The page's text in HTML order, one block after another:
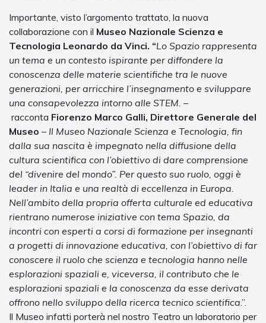
Importante, visto l’argomento trattato, la nuova
collaborazione con il Museo Nazionale Scienza e
Tecnologia Leonardo da Vinci. “Lo Spazio rappresenta
un tema e un contesto ispirante per diffondere la
conoscenza delle materie scientifiche tra le nuove
generazioni, per arricchire l’insegnamento e sviluppare
una consapevolezza intorno alle STEM. –
racconta Fiorenzo Marco Galli, Direttore Generale del
Museo – Il Museo Nazionale Scienza e Tecnologia, fin
dalla sua nascita è impegnato nella diffusione della
cultura scientifica con l’obiettivo di dare comprensione
del “divenire del mondo”. Per questo suo ruolo, oggi è
leader in Italia e una realtà di eccellenza in Europa.
Nell’ambito della propria offerta culturale ed educativa
rientrano numerose iniziative con tema Spazio, da
incontri con esperti a corsi di formazione per insegnanti
a progetti di innovazione educativa, con l’obiettivo di far
conoscere il ruolo che scienza e tecnologia hanno nelle
esplorazioni spaziali e, viceversa, il contributo che le
esplorazioni spaziali e la conoscenza da esse derivata
offrono nello sviluppo della ricerca tecnico scientifica.”.
Il Museo infatti porterà nel nostro Teatro un laboratorio per